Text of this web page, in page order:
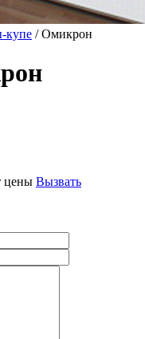
купе / Омикрон
цены Вызвать